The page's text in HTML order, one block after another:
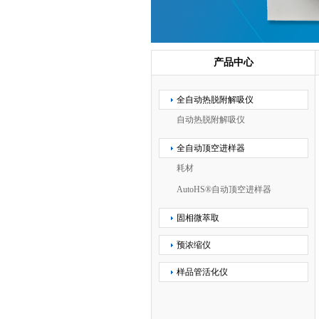
产品中心
全自动热脱附解吸仪
自动热脱附解吸仪
全自动顶空进样器
耗材
AutoHS®自动顶空进样器
固相微萃取
预浓缩仪
样品管活化仪